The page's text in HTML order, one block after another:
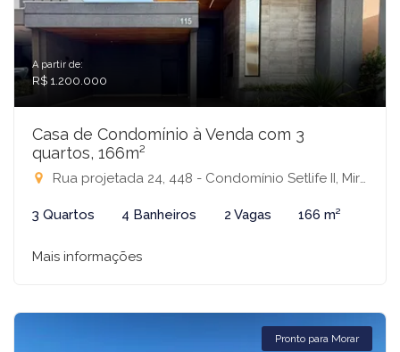
A partir de:
R$ 1.200.000
Casa de Condomínio à Venda com 3
quartos, 166m²
Rua projetada 24, 448 - Condomínio Setlife II, Mirassol-SP
3 Quartos 4 Banheiros 2 Vagas 166 m²
Mais informações
Pronto para Morar